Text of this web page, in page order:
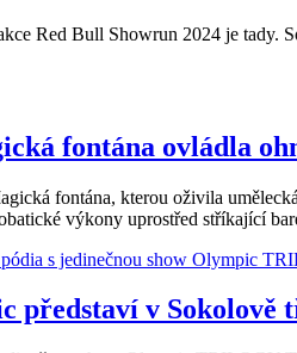
Red Bull Showrun 2024 je tady.
fontána ovládla
fontána, kterou oživila
výkony uprostřed stříkající
představí v